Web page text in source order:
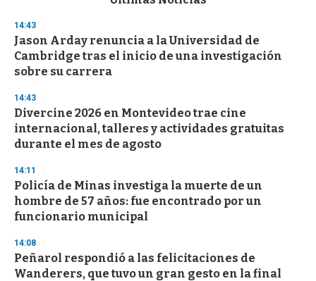
d
s
o
f
3
s
e
c
o
n
14:43
Jason Arday renuncia a la Universidad de
Cambridge tras el inicio de una investigación
sobre su carrera
14:43
Divercine 2026 en Montevideo trae cine
internacional, talleres y actividades gratuitas
durante el mes de agosto
14:11
Policía de Minas investiga la muerte de un
hombre de 57 años: fue encontrado por un
funcionario municipal
14:08
Peñarol respondió a las felicitaciones de
Wanderers, que tuvo un gran gesto en la final